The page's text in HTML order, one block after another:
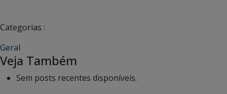
Categorias :
Geral
Veja Também
Sem posts recentes disponíveis.